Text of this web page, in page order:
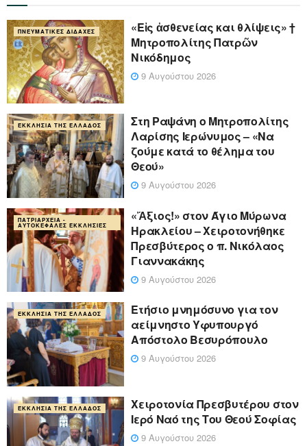
ΠΝΕΥΜΑΤΙΚΈΣ ΔΙΔΑΧΈΣ
«Eἰς ἀσθενείας και θλίψεις» †
Μητροπολίτης Πατρῶν
Νικόδημος
9 Αυγούστου 2026
ΕΚΚΛΗΣΊΑ ΤΗΣ ΕΛΛΆΔΟΣ
Στη Ραψάνη ο Μητροπολίτης
Λαρίσης Ιερώνυμος – «Να
ζούμε κατά το θέλημα του
Θεού»
9 Αυγούστου 2026
ΠΑΤΡΙΑΡΧΕΊΑ -
ΑΥΤΟΚΈΦΑΛΕΣ ΕΚΚΛΗΣΊΕΣ
«Ἄξιος!» στον Άγιο Μύρωνα
Ηρακλείου – Χειροτονήθηκε
Πρεσβύτερος ο π. Νικόλαος
Γιαννακάκης
9 Αυγούστου 2026
ΕΚΚΛΗΣΊΑ ΤΗΣ ΕΛΛΆΔΟΣ
Ετήσιο μνημόσυνο για τον
αείμνηστο Υφυπουργό
Απόστολο Βεσυρόπουλο
9 Αυγούστου 2026
ΕΚΚΛΗΣΊΑ ΤΗΣ ΕΛΛΆΔΟΣ
Χειροτονία Πρεσβυτέρου στον
Ιερό Ναό της Του Θεού Σοφίας
9 Αυγούστου 2026